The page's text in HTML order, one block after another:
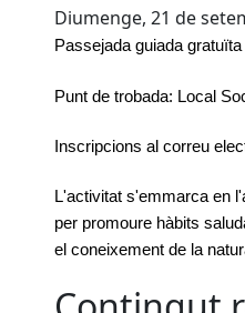
Diumenge, 21 de
Passejada guiada
Punt de trobada: Local
Inscripcions al correu
L'activitat s'emmarca en
per promoure hàbits
el coneixement de la